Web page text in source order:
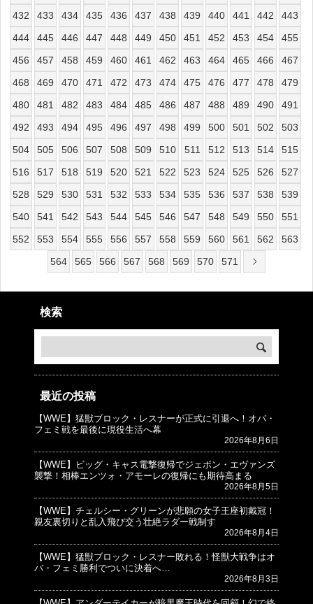
432
433 434 435 436 437 438 439 440 441 442
443
444
445 446 447 448 449 450 451 452 453 454
455
456
457 458 459 460 461 462 463 464 465 466
467
468
469 470 471 472 473 474 475 476 477 478
479
480
481 482 483 484 485 486 487 488 489 490
491
492
493 494 495 496 497 498 499 500 501 502
503
504
505 506 507 508 509 510 511 512 513 514
515
516
517 518 519 520 521 522 523 524 525 526
527
528
529 530 531 532 533 534 535 536 537 538
539
540
541 542 543 544 545 546 547 548 549 550
551
552
553 554 555 556 557 558 559 560 561 562
563
564
565 566 567 568 569 570 571
検索
最近の投稿
【WWE】猛獣ブロック・レスナーが正式に引退へ！オバ・
フェミ戦を最後に現役生活へ幕
2026年8月6日
【WWE】ビッグ・キャス電撃復帰でジェボン・エヴァンズ
襲撃！相棒エンツォ・アモーレの復帰にも期待高まる
2026年8月5日
【WWE】チェルシー・グリーンが悲願の女子王座初戴冠！
親友裏切りと乱入飛び交う壮絶ラダー戦制す
2026年8月4日
【WWE】猛獣ブロック・レスナー敗れる！怪獣大戦争はオ
バ・フェミ勝利でついに決着へ…
2026年8月3日
© プロレスJunkie ～WWEの最新情報 USA～